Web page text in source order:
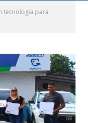
tecnologia para